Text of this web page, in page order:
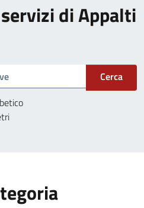
di Appalti
Cerca